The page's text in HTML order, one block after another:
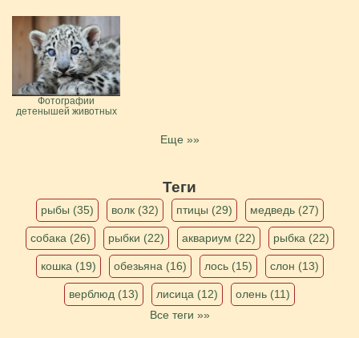
Фотографии
детенышей животных
Еще »»
Теги
рыбы (35) волк (32) птицы (29) медведь (27)
собака (26) рыбки (22) аквариум (22) рыбка (22)
кошка (19) обезьяна (16) лось (15) слон (13)
верблюд (13) лисица (12)
олень (11)
Все теги »»